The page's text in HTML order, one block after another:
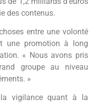
des contenus.
entre une volonté
une promotion à long
« Nous avons pris
groupe au niveau
»
vigilance quant à la